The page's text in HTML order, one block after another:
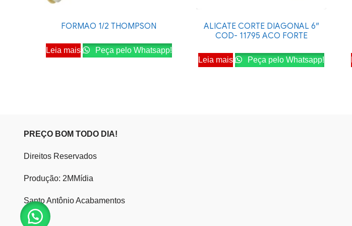
FORMAO 1/2 THOMPSON
Leia mais Peça pelo Whatsapp!
ALICATE CORTE DIAGONAL 6″
COD- 11795 ACO FORTE
Leia mais Peça pelo Whatsapp!
PREÇO BOM TODO DIA!
Direitos Reservados
Produção: 2MMídia
Santo Antônio Acabamentos